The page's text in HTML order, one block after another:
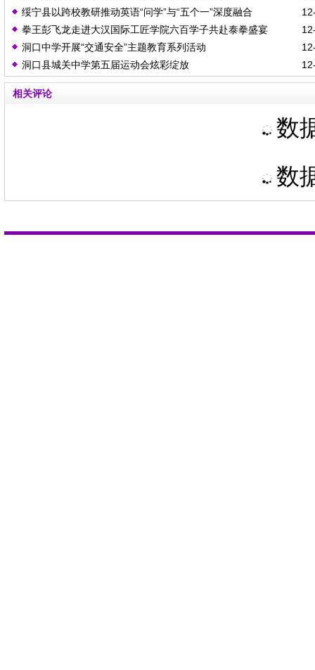
绥宁县以跨校教研推动英语“问学”与“五个一”深度融合
拳王彭飞龙走进大汉国际工匠学院六百学子共赴泰拳盛宴
洞口中学开展“交通安全”主题教育系列活动
洞口县城关中学第五届运动会炫彩绽放
相关评论
数
数